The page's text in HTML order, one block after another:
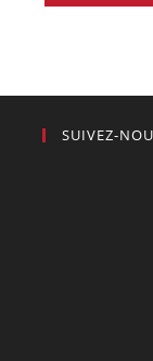
SUIVEZ-